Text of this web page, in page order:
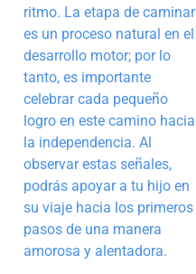
ritmo. La etapa de caminar
es un proceso natural en el
desarrollo motor; por lo
tanto, es importante
celebrar cada pequeño
logro en este camino hacia
la independencia. Al
observar estas señales,
podrás apoyar a tu hijo en
su viaje hacia los primeros
pasos de una manera
amorosa y alentadora.